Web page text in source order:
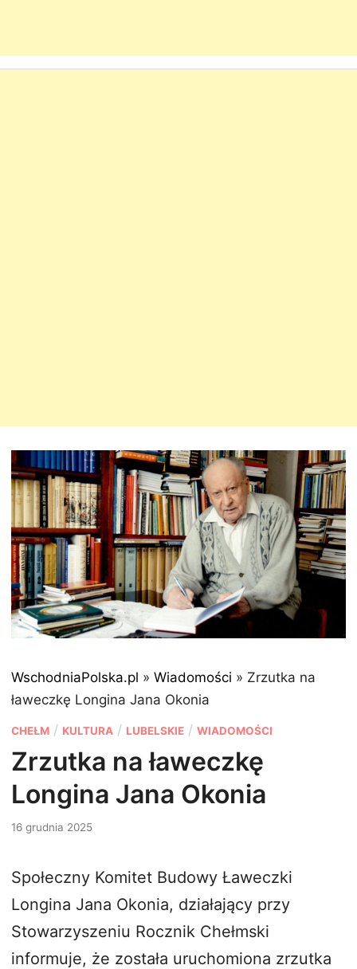
WschodniaPolska.pl » Wiadomości » Zrzutka na
ławeczkę Longina Jana Okonia
P
o
s
n
CHEŁM / KULTURA / LUBELSKIE / WIADOMOŚCI
Zrzutka na ławeczkę
Longina Jana Okonia
16 grudnia 2025
Społeczny Komitet Budowy Ławeczki
Longina Jana Okonia, działający przy
Stowarzyszeniu Rocznik Chełmski
informuje, że została uruchomiona zrzutka